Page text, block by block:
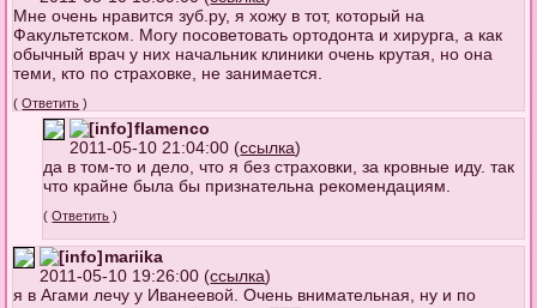
Мне очень нравится зуб.ру, я хожу в тот, который на
Факультетском. Могу посоветовать ортодонта и хирурга, а как
обычный врач у них начальник клиники очень крутая, но она
теми, кто по страховке, не занимается.
(Ответить )
flamenco
2011-05-10 21:04:00 (ссылка)
да в том-то и дело, что я без страховки, за кровные иду. так
что крайне была бы признательна рекомендациям.
(Ответить )
mariika
2011-05-10 19:26:00 (ссылка)
я в Агами лечу у Иванеевой. Очень внимательная, ну и по